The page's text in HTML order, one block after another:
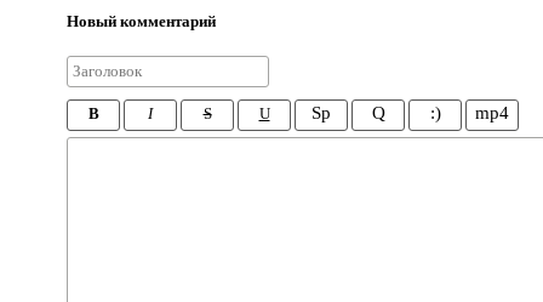
Новый комментарий
B I S U Sp Q :) mp4